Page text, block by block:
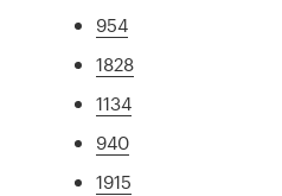
954
1828
1134
940
1915